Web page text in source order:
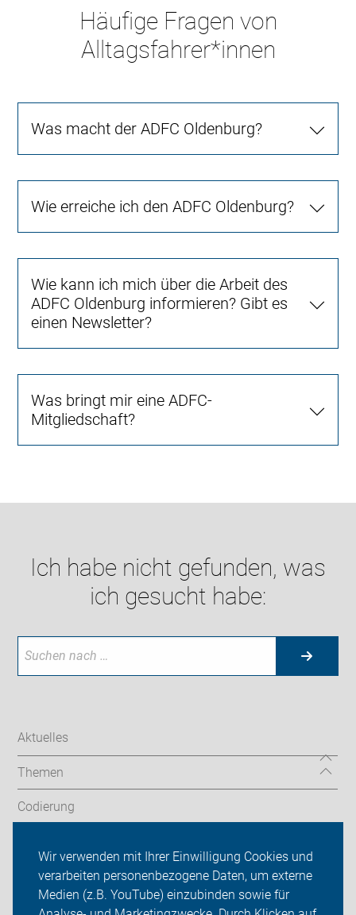
Wir verwenden mit Ihrer Einwilligung Cookies und
verarbeiten personenbezogene Daten, um externe
Medien (z.B. YouTube) einzubinden sowie für
Häufige Fragen von
Alltagsfahrer*innen
Was macht der ADFC Oldenburg?
Wie erreiche ich den ADFC Oldenburg?
Wie kann ich mich über die Arbeit des
ADFC Oldenburg informieren? Gibt es
einen Newsletter?
Was bringt mir eine ADFC-
Mitgliedschaft?
Ich habe nicht gefunden, was
ich gesucht habe:
Aktuelles
Themen
Codierung
ADFC Oldenburg